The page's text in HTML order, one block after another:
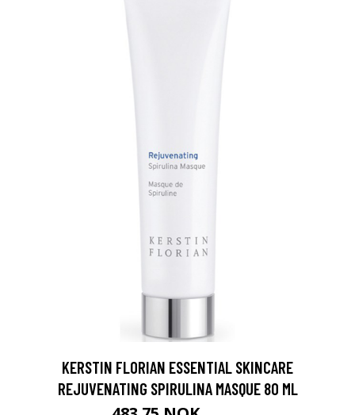
KERSTIN FLORIAN ESSENTIAL SKINCARE
REJUVENATING SPIRULINA MASQUE 80 ML